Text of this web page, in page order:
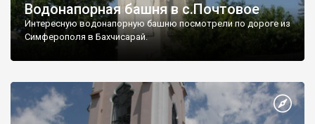
Водонапорная башня в с.Почтовое
Интересную водонапорную башню посмотрели по дороге из
Симферополя в Бахчисарай.